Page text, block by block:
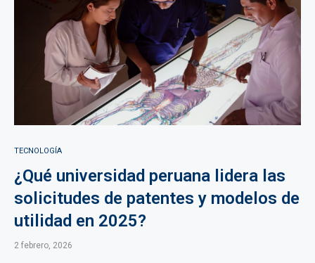
TECNOLOGÍA
¿Qué universidad peruana lidera las
solicitudes de patentes y modelos de
utilidad en 2025?
2 febrero, 2026